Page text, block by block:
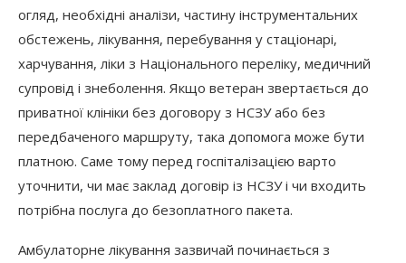
огляд, необхідні аналізи, частину інструментальних
обстежень, лікування, перебування у стаціонарі,
харчування, ліки з Національного переліку, медичний
супровід і знеболення. Якщо ветеран звертається до
приватної клініки без договору з НСЗУ або без
передбаченого маршруту, така допомога може бути
платною. Саме тому перед госпіталізацією варто
уточнити, чи має заклад договір із НСЗУ і чи входить
потрібна послуга до безоплатного пакета.
Амбулаторне лікування зазвичай починається з